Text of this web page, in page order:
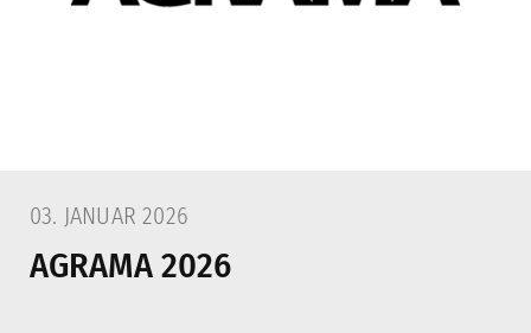
Anbaugeräte
Mulcher
03. JANUAR 2026
AGRAMA 2026